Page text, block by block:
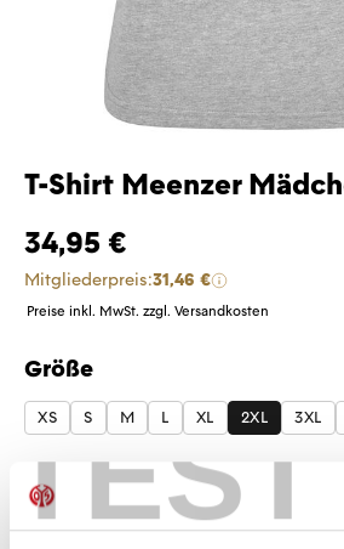
TEST
T-Shirt Meenzer
34,95 €
Mitgliederpreis:31,46 €
Preise inkl. MwSt. zzgl. Versandkosten
Größe
auswählen
XS S M L XL 2XL 3XL
Produkt Anzahl: Gib
Anzahl
Sofort verfügbar, Lieferzeit: 1-3